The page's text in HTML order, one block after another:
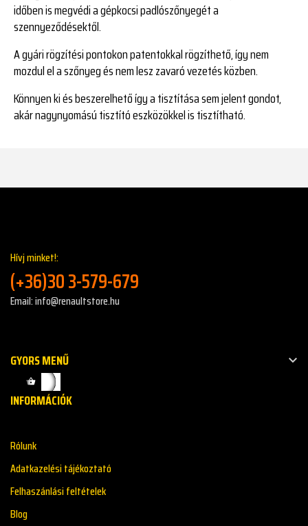
időben is megvédi a gépkocsi padlószőnyegét a
szennyeződésektől.
A gyári rögzítési pontokon patentokkal rögzíthető, így nem
mozdul el a szőnyeg és nem lesz zavaró vezetés közben.
Könnyen ki és beszerelhető így a tisztítása sem jelent gondot,
akár nagynyomású tisztító eszközökkel is tisztítható.
Hívj minket!:
(+36)30 3-579-679
Email: info@renaultstore.hu
GYORS MENŰ 
INFORMÁCIÓK
Rólunk
Adatkazelési tájékoztató
Felhaszánlási feltételek
Blog